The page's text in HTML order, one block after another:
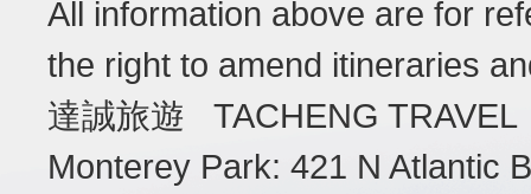
All information above are for
the right to amend itineraries
達誠旅遊 TACHENG TRAVEL
Monterey Park: 421 N Atlantic